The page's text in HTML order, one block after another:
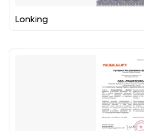
Lonking